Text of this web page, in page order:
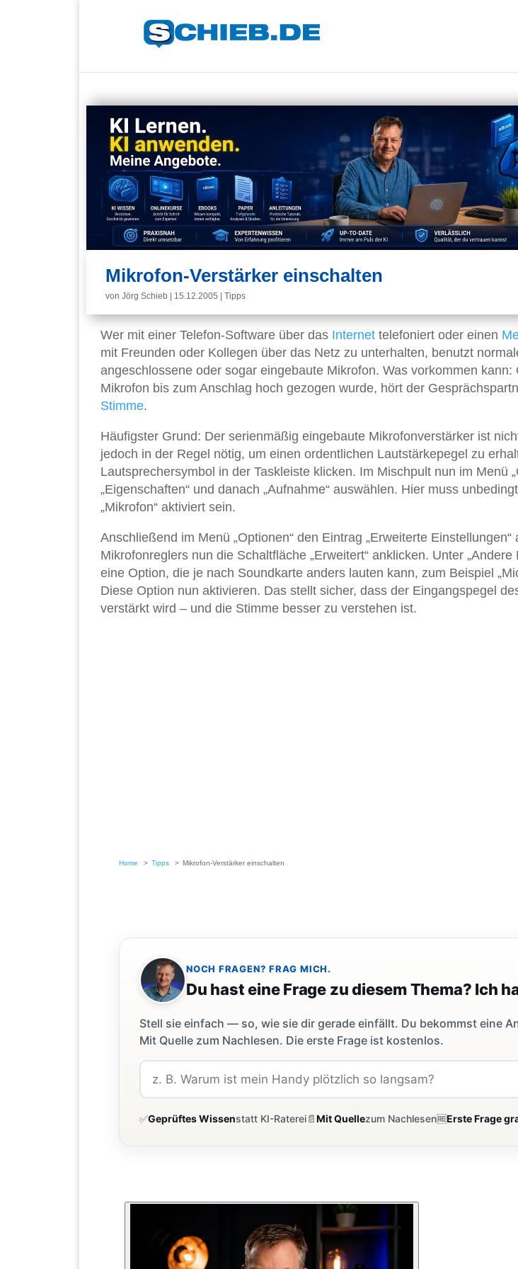
Mikrofon-Verstärker einschalten
von Jörg Schieb 15.12.2005 Tipps
Wer mit einer Telefon-Software über das Internet telefoniert oder einen
mit Freunden oder Kollegen über das Netz zu unterhalten, benutzt
angeschlossene oder sogar eingebaute Mikrofon. Was vorkommen
Mikrofon bis zum Anschlag hoch gezogen wurde, hört der
Stimme.
Häufigster Grund: Der serienmäßig eingebaute Mikrofonverstärker ist
jedoch in der Regel nötig, um einen ordentlichen Lautstärkepegel zu
Lautsprechersymbol in der Taskleiste klicken. Im Mischpult nun im Menü
„Eigenschaften“ und danach „Aufnahme“ auswählen. Hier muss
„Mikrofon“ aktiviert sein.
Anschließend im Menü „Optionen“ den Eintrag „Erweiterte
Mikrofonreglers nun die Schaltfläche „Erweitert“ anklicken. Unter
eine Option, die je nach Soundkarte anders lauten kann, zum Beispiel
Diese Option nun aktivieren. Das stellt sicher, dass der Eingangspegel
verstärkt wird – und die Stimme besser zu verstehen ist.
Home Tipps Mikrofon-Verstärker einschalten
NOCH FRAGEN? FRAG MICH.
Du hast eine Frage zu diesem Thema? Ich
Stell sie einfach — so, wie sie dir gerade einfällt. Du bekommst eine
Mit Quelle zum Nachlesen. Die erste Frage ist kostenlos.
✅Geprüftes Wissenstatt KI-Raterei📄Mit Quellezum Nachlesen🆓Erste Frage